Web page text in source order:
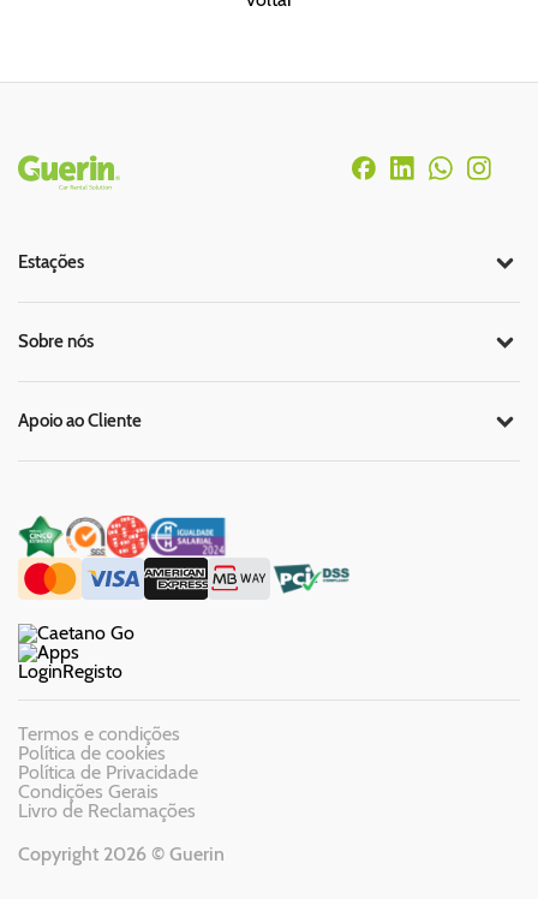
Rodapé
Estações
Sobre nós
Apoio ao Cliente
LoginRegisto
Copyright 2026 © Guerin
Termos e condições
Política de cookies
Política de Privacidade
Condições Gerais
Livro de Reclamações